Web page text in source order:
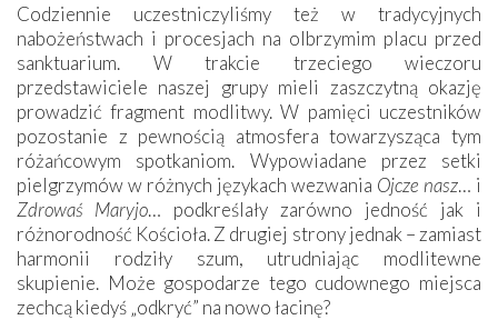
Codziennie uczestniczyliśmy też w tradycyjnych
nabożeństwach i procesjach na olbrzymim placu przed
sanktuarium. W trakcie trzeciego wieczoru
przedstawiciele naszej grupy mieli zaszczytną okazję
prowadzić fragment modlitwy. W pamięci uczestników
pozostanie z pewnością atmosfera towarzysząca tym
różańcowym spotkaniom. Wypowiadane przez setki
pielgrzymów w różnych językach wezwania Ojcze nasz… i
Zdrowaś Maryjo… podkreślały zarówno jedność jak i
różnorodność Kościoła. Z drugiej strony jednak – zamiast
harmonii rodziły szum, utrudniając modlitewne
skupienie. Może gospodarze tego cudownego miejsca
zechcą kiedyś „odkryć” na nowo łacinę?